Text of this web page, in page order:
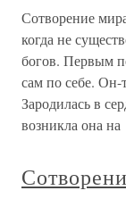
Сотворение
когда не
богов. Первым
сам по себе. Он-
Зародилась в
возникла она на